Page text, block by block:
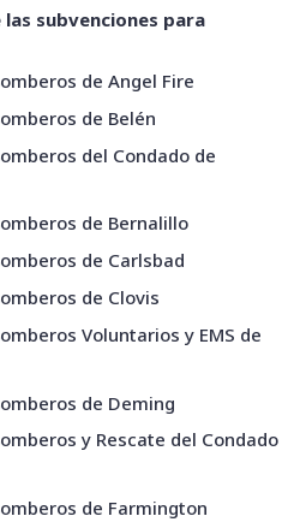
subvenciones para
de Angel Fire
de Belén
del Condado de
de Bernalillo
de Carlsbad
de Clovis
Voluntarios y EMS de
de Deming
y Rescate del Condado
de Farmington